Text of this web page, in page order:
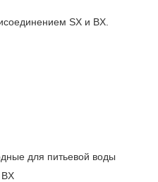
SX и BX.
для питьевой воды